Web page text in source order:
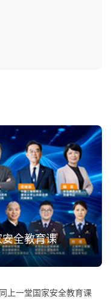
全教育课
上一堂国家安全教育课